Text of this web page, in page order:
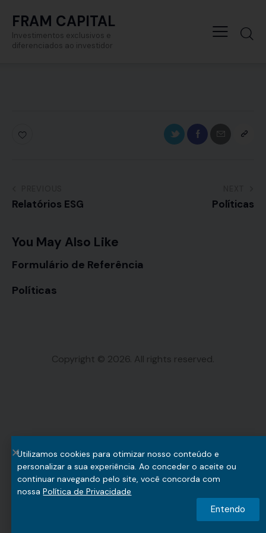
FRAM CAPITAL
Investimentos exclusivos e
diferenciados ao investidor
Relatórios ESG Políticas
You May Also Like
Formulário de Referência
Políticas
Copyright © 2026. All rights reserved.
Utilizamos cookies para otimizar nosso conteúdo e
personalizar a sua experiência. Ao conceder o aceite ou
continuar navegando pelo site, você concorda com
nossaPolítica de Privacidade
Entendo